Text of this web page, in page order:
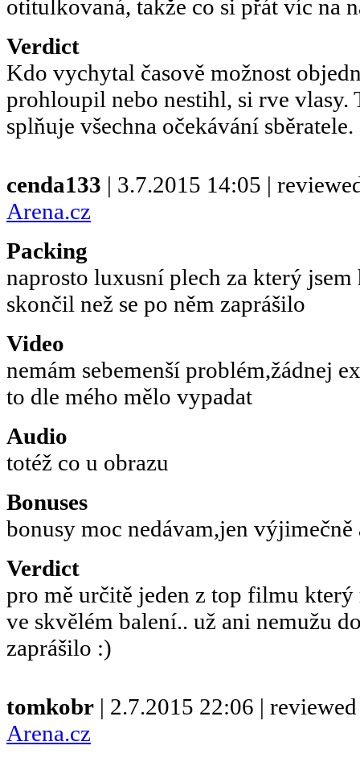
otitulkovaná, takže co si přát víc na
Verdict
Kdo vychytal časově možnost
prohloupil nebo nestihl, si rve vlasy.
splňuje všechna očekávání sběratele.
cenda133 | 3.7.2015 14:05 |
Arena.cz
Packing
naprosto luxusní plech za který jsem
skončil než se po něm zaprášilo
Video
nemám sebemenší problém,žádnej
to dle mého mělo vypadat
Audio
totéž co u obrazu
Bonuses
bonusy moc nedávam,jen
Verdict
pro mě určitě jeden z top filmu který
ve skvělém balení.. už ani nemužu
zaprášilo :)
tomkobr | 2.7.2015 22:06 |
Arena.cz